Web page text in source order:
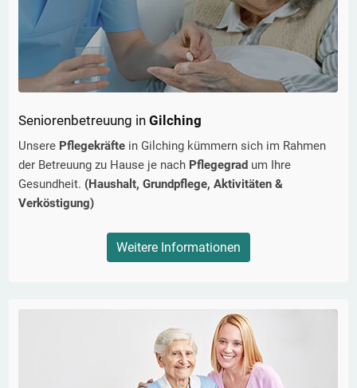
Seniorenbetreuung in Gilching
Unsere Pflegekräfte in Gilching kümmern sich im Rahmen
der Betreuung zu Hause je nach Pflegegrad um Ihre
Gesundheit. (Haushalt, Grundpflege, Aktivitäten &
Verköstigung)
Weitere Informationen